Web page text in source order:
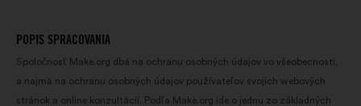
POPIS SPRACOVANIA
Spoločnosť Make.org dbá na ochranu osobných údajov vo všeobecnosti,
a najmä na ochranu osobných údajov používateľov svojich webových
stránok a online konzultácií. Podľa Make.org ide o jednu zo základných